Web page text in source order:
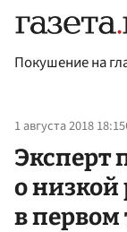
Покушение на
1 августа 2018 18:15
Эксперт
о низкой
в первом